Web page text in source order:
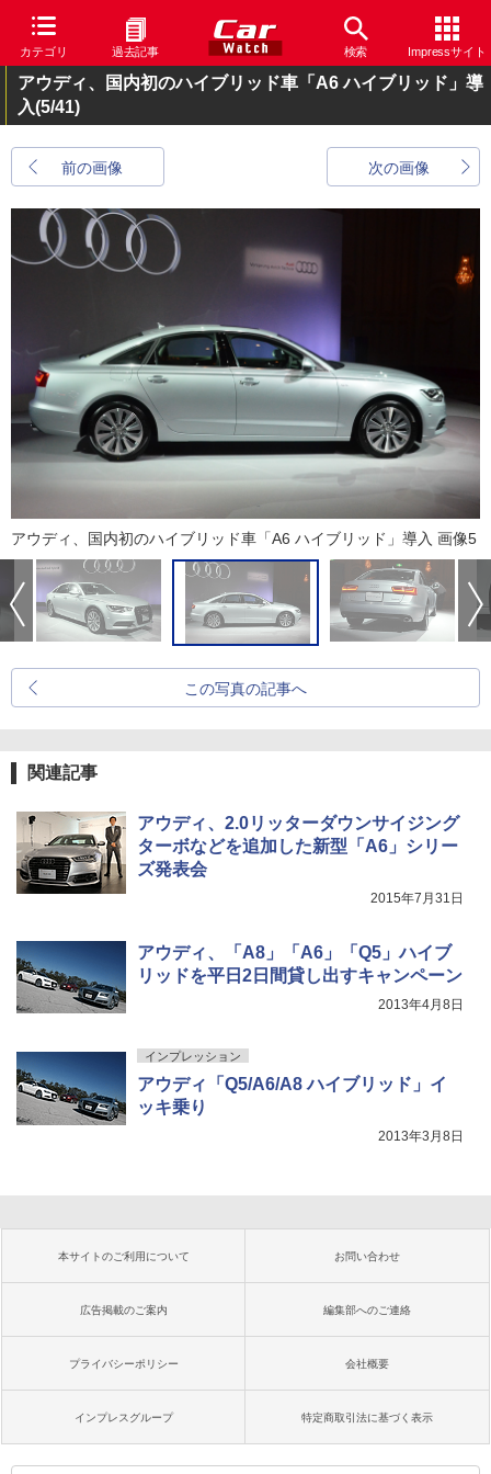
カテゴリ 過去記事 検索 Impressサイト
アウディ、国内初のハイブリッド車「A6 ハイブリッド」導
入(5/41)
前の画像 次の画像
アウディ、国内初のハイブリッド車「A6 ハイブリッド」導入 画像5
この写真の記事へ
関連記事
アウディ、2.0リッターダウンサイジング
ターボなどを追加した新型「A6」シリー
ズ発表会
2015年7月31日
アウディ、「A8」「A6」「Q5」ハイブ
リッドを平日2日間貸し出すキャンペーン
2013年4月8日
インプレッション
アウディ「Q5/A6/A8 ハイブリッド」イ
ッキ乗り
2013年3月8日
本サイトのご利用について お問い合わせ
広告掲載のご案内 編集部へのご連絡
プライバシーポリシー 会社概要
インプレスグループ 特定商取引法に基づく表示